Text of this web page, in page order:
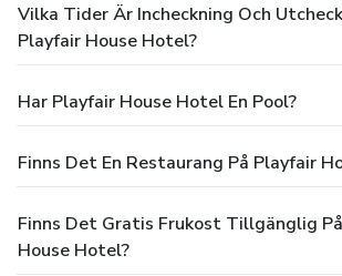
Vilka Tider Är Incheckning Och
Playfair House Hotel?
Har Playfair House Hotel En Pool?
Finns Det En Restaurang På Playfair
Finns Det Gratis Frukost Tillgänglig
House Hotel?